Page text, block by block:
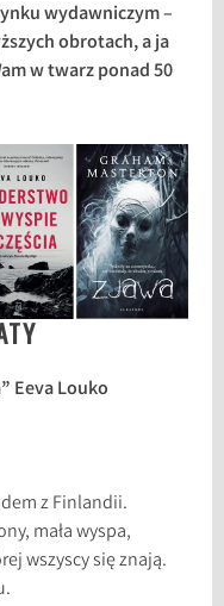
wydawniczym –
obrotach, a ja
w twarz ponad 50
Eeva Louko
z Finlandii.
mała wyspa,
wszyscy się znają.